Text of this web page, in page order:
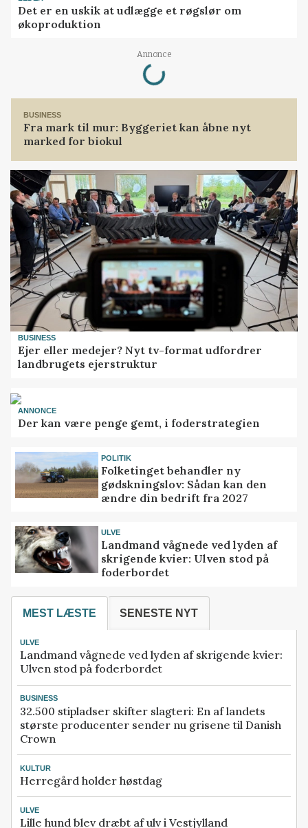
Det er en uskik at udlægge et røgslør om
økoproduktion
Annonce
Loading...
BUSINESS
Fra mark til mur: Byggeriet kan åbne nyt
marked for biokul
BUSINESS
Ejer eller medejer? Nyt tv-format udfordrer
landbrugets ejerstruktur
ANNONCE
Der kan være penge gemt, i foderstrategien
POLITIK
Folketinget behandler ny
gødskningslov: Sådan kan den
ændre din bedrift fra 2027
ULVE
Landmand vågnede ved lyden af
skrigende kvier: Ulven stod på
foderbordet
MEST LÆSTE SENESTE NYT
ULVE
Landmand vågnede ved lyden af skrigende kvier:
Ulven stod på foderbordet
BUSINESS
32.500 stipladser skifter slagteri: En af landets
største producenter sender nu grisene til Danish
Crown
KULTUR
Herregård holder høstdag
ULVE
Lille hund blev dræbt af ulv i Vestjylland